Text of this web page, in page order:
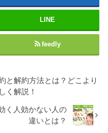
LINE
feedly
と解約方法とは？どこより
く解説！
く人効かない人の
違いとは？